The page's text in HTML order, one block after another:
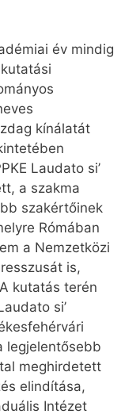
év mindig
kínálatát
Laudato si’
a szakma
szakértőinek
Rómában
a Nemzetközi
is,
kutatás terén
si’
legjelentősebb
meghirdetett
elindítása,
Intézet